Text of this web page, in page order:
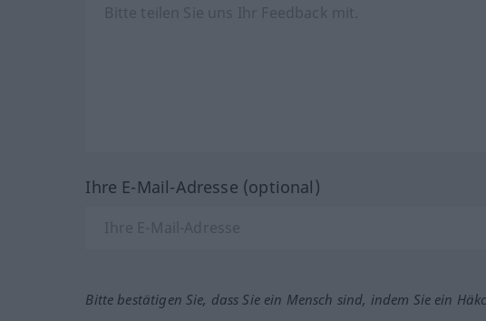
Ihre E-Mail-Adresse (optional)
Bitte bestätigen Sie, dass Sie ein Mensch sind, indem Sie ein